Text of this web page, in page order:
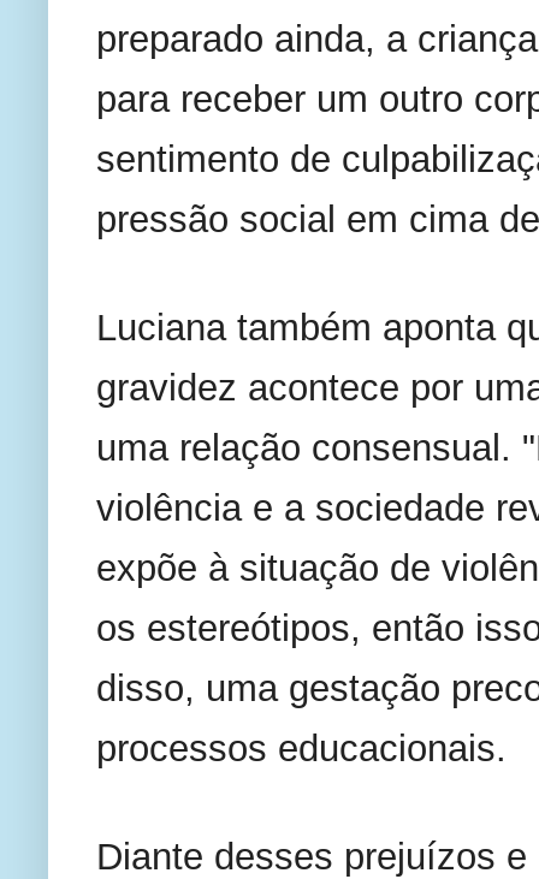
preparado ainda, a
para receber um outro
sentimento de
pressão social em cima
Luciana também aponta
gravidez acontece por
uma relação consensual.
violência e a sociedade
expõe à situação de
os estereótipos, então
disso, uma gestação
processos educacionais.
Diante desses prejuízos